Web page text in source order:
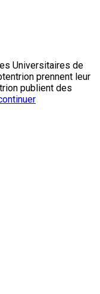
Universitaires de
prennent leur
publient des